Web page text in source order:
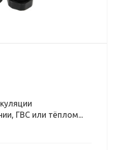
ГВС или тёплом...